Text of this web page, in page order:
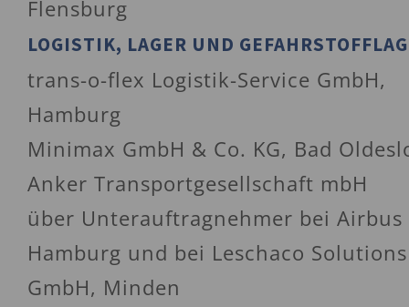
Flensburg
LOGISTIK, LAGER UND
trans-o-flex Logistik-Service GmbH,
Hamburg
Minimax GmbH & Co. KG, Bad
Anker Transportgesellschaft mbH
über Unterauftragnehmer bei Airbus
Hamburg und bei Leschaco Solutions
GmbH, Minden